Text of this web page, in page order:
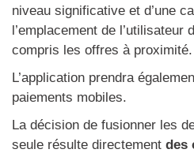
niveau significative et d’une
l’emplacement de l’utilisateur
compris les offres à proximité.
L’application prendra
paiements mobiles.
La décision de fusionner les
seule résulte directement des